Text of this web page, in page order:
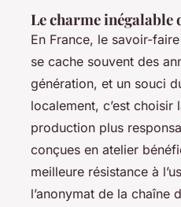
Le charme
En France, le savoir-
se cache souvent des
génération, et un souci
localement, c’est
production plus
conçues en atelier
meilleure résistance à
l’anonymat de la chaîne